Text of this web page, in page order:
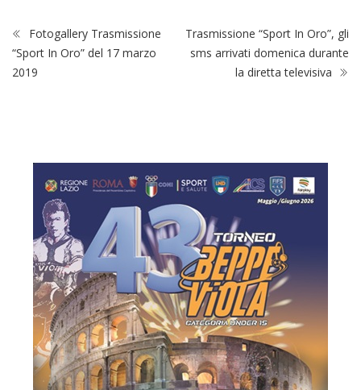
Fotogallery Trasmissione
“Sport In Oro” del 17 marzo
2019
Trasmissione “Sport In Oro”, gli
sms arrivati domenica durante
la diretta televisiva